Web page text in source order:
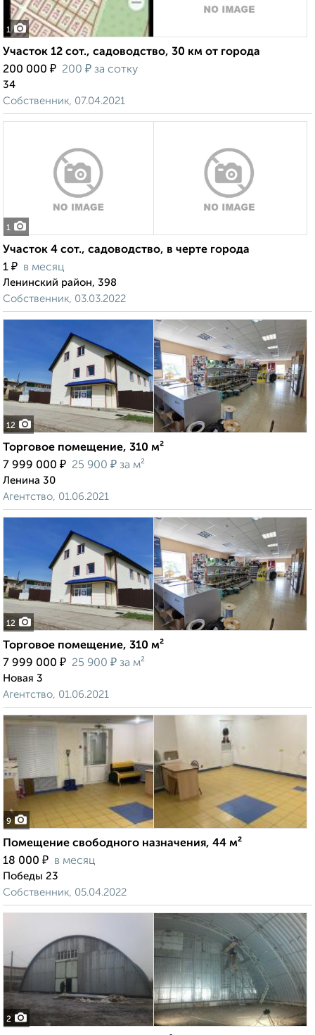
1
Участок 12 сот., садоводство, 30 км от города
200 000 ₽ 200 ₽ за сотку
34
Собственник, 07.04.2021
1
Участок 4 сот., садоводство, в черте города
1 ₽ в месяц
Ленинский район, 398
Собственник, 03.03.2022
12
Торговое помещение, 310 м²
7 999 000 ₽ 25 900 ₽ за м²
Ленина 30
Агентство, 01.06.2021
12
Торговое помещение, 310 м²
7 999 000 ₽ 25 900 ₽ за м²
Новая 3
Агентство, 01.06.2021
9
Помещение свободного назначения, 44 м²
18 000 ₽ в месяц
Победы 23
Собственник, 05.04.2022
2